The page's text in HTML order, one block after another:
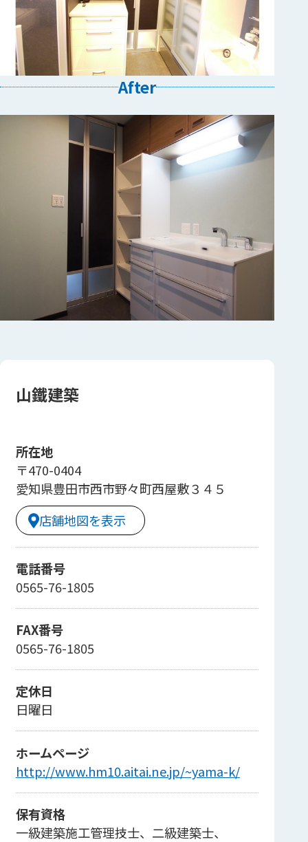
After
山鐵建築
所在地
〒470-0404
愛知県豊田市西市野々町西屋敷３４５
店舗地図を表示
電話番号
0565-76-1805
FAX番号
0565-76-1805
定休日
日曜日
ホームページ
http://www.hm10.aitai.ne.jp/~yama-k/
保有資格
一級建築施工管理技士、二級建築士、